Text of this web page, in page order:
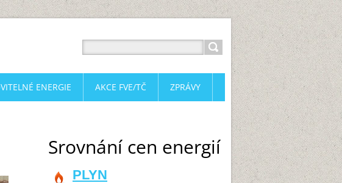
Srovnání cen energií
PLYN
ENERGIE AKCE FVE/TČ ZPRÁVY